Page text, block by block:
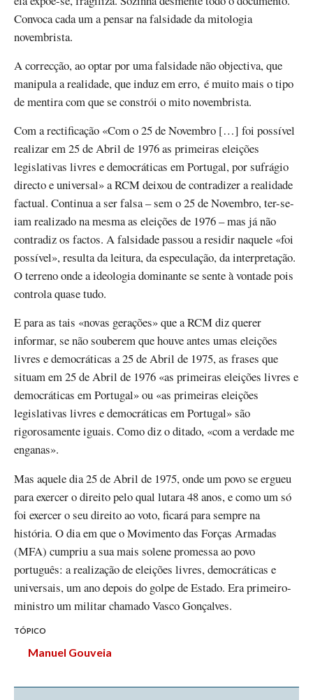
Convoca cada um a pensar na falsidade da mitologia
novembrista.
A correcção, ao optar por uma falsidade não objectiva, que
manipula a realidade, que induz em erro, é muito mais o tipo
de mentira com que se constrói o mito novembrista.
Com a rectificação «Com o 25 de Novembro […] foi possível
realizar em 25 de Abril de 1976 as primeiras eleições
legislativas livres e democráticas em Portugal, por sufrágio
directo e universal» a RCM deixou de contradizer a realidade
factual. Continua a ser falsa – sem o 25 de Novembro, ter-se-
iam realizado na mesma as eleições de 1976 – mas já não
contradiz os factos. A falsidade passou a residir naquele «foi
possível», resulta da leitura, da especulação, da interpretação.
O terreno onde a ideologia dominante se sente à vontade pois
controla quase tudo.
E para as tais «novas gerações» que a RCM diz querer
informar, se não souberem que houve antes umas eleições
livres e democráticas a 25 de Abril de 1975, as frases que
situam em 25 de Abril de 1976 «as primeiras eleições livres e
democráticas em Portugal» ou «as primeiras eleições
legislativas livres e democráticas em Portugal» são
rigorosamente iguais. Como diz o ditado, «com a verdade me
enganas».
Mas aquele dia 25 de Abril de 1975, onde um povo se ergueu
para exercer o direito pelo qual lutara 48 anos, e como um só
foi exercer o seu direito ao voto, ficará para sempre na
história. O dia em que o Movimento das Forças Armadas
(MFA) cumpriu a sua mais solene promessa ao povo
português: a realização de eleições livres, democráticas e
universais, um ano depois do golpe de Estado. Era primeiro-
ministro um militar chamado Vasco Gonçalves.
TÓPICO
Manuel Gouveia